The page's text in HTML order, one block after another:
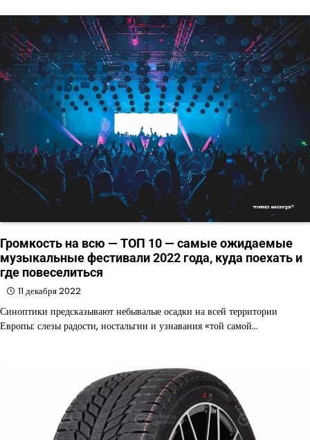
Громкость на всю — ТОП 10 — самые ожидаемые
музыкальные фестивали 2022 года, куда поехать и
где повеселиться
11 декабря 2022
Синоптики предсказывают небывалые осадки на всей территории
Европы: слезы радости, ностальгии и узнавания «той самой…